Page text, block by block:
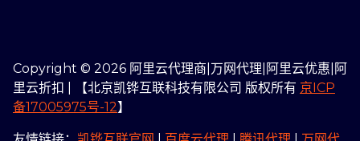
Copyright © 2026 阿里云代理商|万网代理|阿里云优惠|阿
里云折扣 | 【北京凯铧互联科技有限公司 版权所有 京ICP
备17005975号-12】